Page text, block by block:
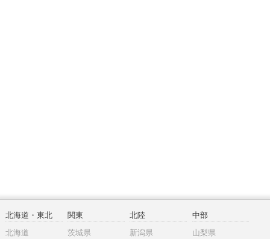
北海道・東北
北海道
関東
茨城県
北陸
新潟県
中部
山梨県